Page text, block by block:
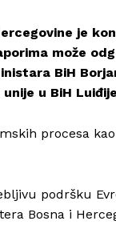
je
može
BiH
u BiH
procesa
podršku
Bosna i